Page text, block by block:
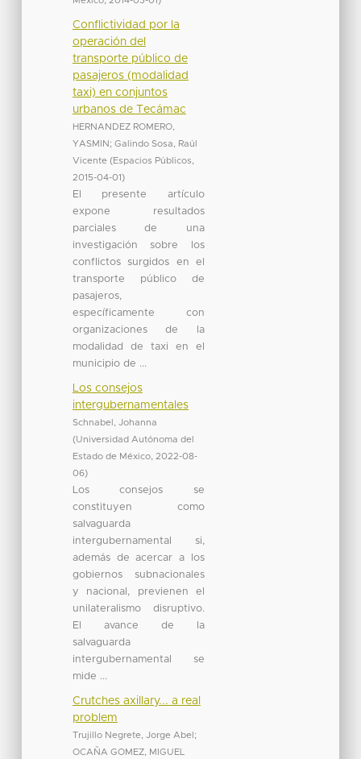
Conflictividad por la
operación del
transporte público de
pasajeros (modalidad
taxi) en conjuntos
urbanos de Tecámac
HERNANDEZ ROMERO,
YASMIN ; Galindo Sosa, Raúl
Vicente (Espacios Públicos
2015-04-01)
El presente artículo
expone resultados
parciales de una
investigación sobre los
conflictos surgidos en el
transporte público de
pasajeros,
específicamente con
organizaciones de la
modalidad de taxi en el
municipio de ...
Los consejos
intergubernamentales
Schnabel, Johanna
(Universidad Autónoma del
Estado de México, 2022-08-
06)
Los consejos se
constituyen como
salvaguarda
intergubernamental si,
además de acercar a los
gobiernos subnacionales
y nacional, previenen el
unilateralismo disruptivo.
El avance de la
salvaguarda
intergubernamental se
mide ...
Crutches axillary... a real
problem
Trujillo Negrete, Jorge Abel ;
OCAÑA GOMEZ, MIGUEL